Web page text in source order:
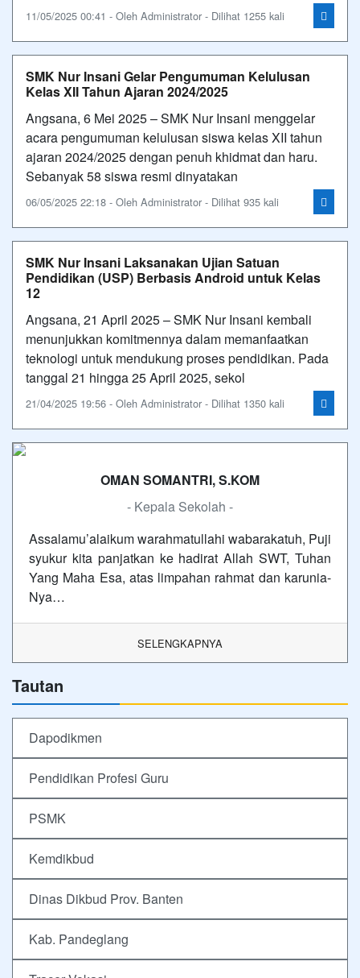
11/05/2025 00:41 - Oleh Administrator - Dilihat 1255 kali
SMK Nur Insani Gelar Pengumuman Kelulusan
Kelas XII Tahun Ajaran 2024/2025
Angsana, 6 Mei 2025 – SMK Nur Insani menggelar
acara pengumuman kelulusan siswa kelas XII tahun
ajaran 2024/2025 dengan penuh khidmat dan haru.
Sebanyak 58 siswa resmi dinyatakan
06/05/2025 22:18 - Oleh Administrator - Dilihat 935 kali
SMK Nur Insani Laksanakan Ujian Satuan
Pendidikan (USP) Berbasis Android untuk Kelas
12
Angsana, 21 April 2025 – SMK Nur Insani kembali
menunjukkan komitmennya dalam memanfaatkan
teknologi untuk mendukung proses pendidikan. Pada
tanggal 21 hingga 25 April 2025, sekol
21/04/2025 19:56 - Oleh Administrator - Dilihat 1350 kali
OMAN SOMANTRI, S.KOM
- Kepala Sekolah -
Assalamu’alaikum warahmatullahi wabarakatuh, Puji
syukur kita panjatkan ke hadirat Allah SWT, Tuhan
Yang Maha Esa, atas limpahan rahmat dan karunia-
Nya…
SELENGKAPNYA
Tautan
Dapodikmen
Pendidikan Profesi Guru
PSMK
Kemdikbud
Dinas Dikbud Prov. Banten
Kab. Pandeglang